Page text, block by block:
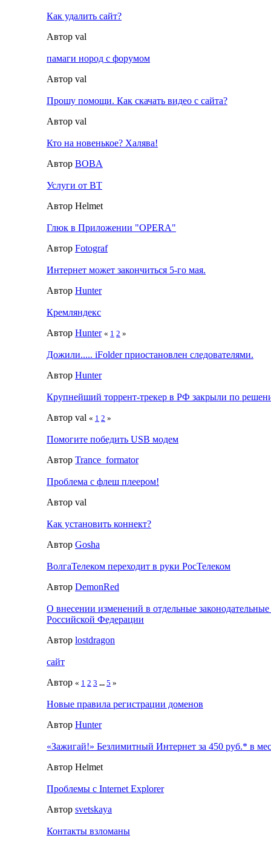
Как удалить сайт?
Автор val
памаги нород с форумом
Автор val
Прошу помощи. Как скачать видео с сайта?
Автор val
Кто на новенькое? Халява!
Автор BOBA
Услуги от ВТ
Автор Helmet
Глюк в Приложении "OPERA"
Автор Fotograf
Интернет может закончиться 5-го мая.
Автор Hunter
Кремляндекс
Автор Hunter « 1 2 »
Дожили..... iFolder приостановлен следователями.
Автор Hunter
Крупнейший торрент-трекер в РФ закрыли по
Автор val « 1 2 »
Помогите победить USB модем
Автор Trance_formator
Проблема с флеш плеером!
Автор val
Как установить коннект?
Автор Gosha
ВолгаТелеком переходит в руки РосТелеком
Автор DemonRed
О внесении изменений в отдельные
Российской Федерации
Автор lostdragon
сайт
Автор « 1 2 3 ... 5 »
Новые правила регистрации доменов
Автор Hunter
«Зажигай!» Безлимитный Интернет за 450 руб.* в
Автор Helmet
Проблемы с Internet Explorer
Автор svetskaya
Контакты взломаны